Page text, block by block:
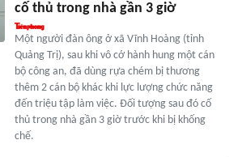
cố thủ trong nhà gần 3 giờ
Một người đàn ông ở xã Vĩnh Hoàng (tỉnh
Quảng Trị), sau khi vô cớ hành hung một cán
bộ công an, đã dùng rựa chém bị thương
thêm 2 cán bộ khác khi lực lượng chức năng
đến triệu tập làm việc. Đối tượng sau đó cố
thủ trong nhà gần 3 giờ trước khi bị khống
chế.